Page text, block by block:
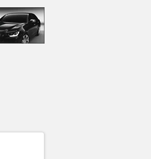
ロールスロイス ゴース